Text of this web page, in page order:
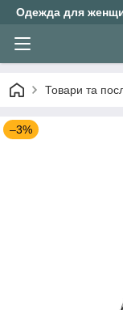
Одежда для
Товари та
–3%